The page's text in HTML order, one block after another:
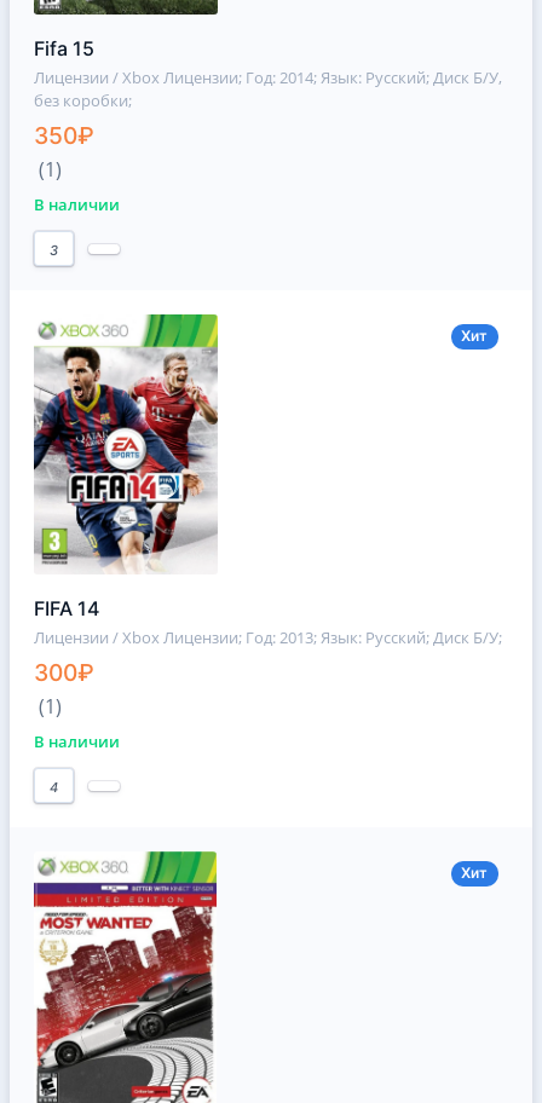
Fifa 15
Лицензии / Xbox Лицензии; Год: 2014; Язык: Русский; Диск Б/У,
без коробки;
350₽
(1)
В наличии
3
Хит
FIFA 14
Лицензии / Xbox Лицензии; Год: 2013; Язык: Русский; Диск Б/У;
300₽
(1)
В наличии
4
Хит